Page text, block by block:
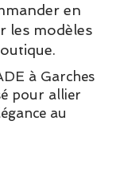
,
à l’aise
, qui
avec
en
les modèles
à Garches
pour allier
au